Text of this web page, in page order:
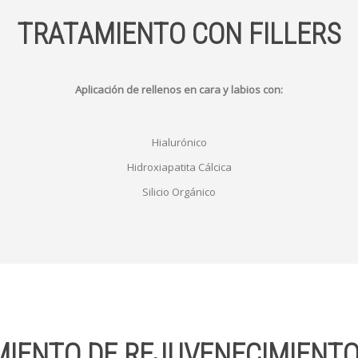
TRATAMIENTO CON FILLERS
Aplicación de rellenos en cara y labios con:
Hialurónico
Hidroxiapatita Cálcica
Silicio Orgánico